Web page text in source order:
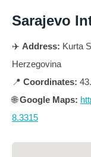
Sarajevo
✈️ Address: Kurta
Herzegovina
📍 Coordinates:
🌐Google Maps:
8.3315